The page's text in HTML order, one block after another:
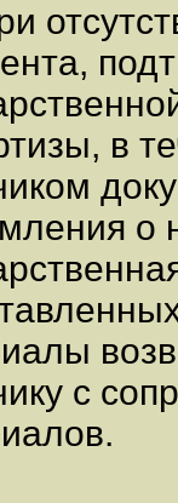
в
о
с